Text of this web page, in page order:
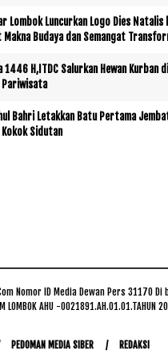
Lombok Luncurkan Logo Dies Natalis
Budaya dan Semangat
1446 H,ITDC Salurkan Hewan Kurban
Pariwisata
Bahri Letakkan Batu Pertama
Kokok Sidutan
Nomor ID Media Dewan Pers 31170 Di
LOMBOK AHU -0021891.AH.01.01.TAHUN
PEDOMAN MEDIA SIBER REDAKSI